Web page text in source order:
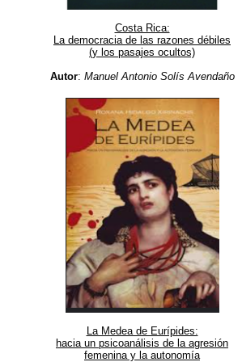
Costa Rica:
La democracia de las razones débiles
(y los pasajes ocultos)
Autor: Manuel Antonio Solís Avendaño
La Medea de Eurípides:
hacia un psicoanálisis de la agresión
femenina y la autonomía